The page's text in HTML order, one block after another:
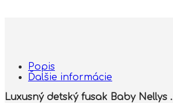
Popis
Ďalšie informácie
Luxusný detský fusak Baby Nellys .